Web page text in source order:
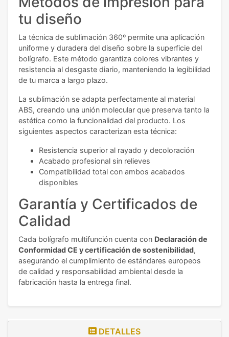
tu diseño
La técnica de sublimación 360º permite una aplicación
uniforme y duradera del diseño sobre la superficie del
bolígrafo. Este método garantiza colores vibrantes y
resistencia al desgaste diario, manteniendo la legibilidad
de tu marca a largo plazo.
La sublimación se adapta perfectamente al material
ABS, creando una unión molecular que preserva tanto la
estética como la funcionalidad del producto. Los
siguientes aspectos caracterizan esta técnica:
Resistencia superior al rayado y decoloración
Acabado profesional sin relieves
Compatibilidad total con ambos acabados
disponibles
Garantía y Certificados de
Calidad
Cada bolígrafo multifunción cuenta con Declaración de
Conformidad CE y certificación de sostenibilidad,
asegurando el cumplimiento de estándares europeos
de calidad y responsabilidad ambiental desde la
fabricación hasta la entrega final.
DETALLES